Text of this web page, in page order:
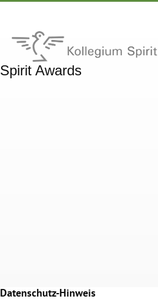
Spirit Awards
Datenschutz-Hinweis